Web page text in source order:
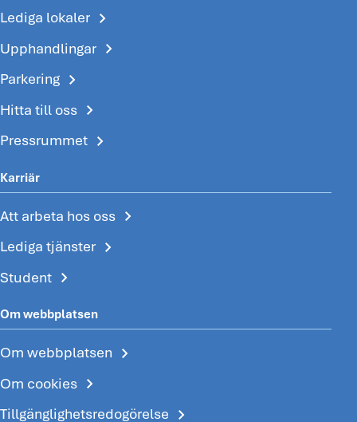
Lediga lokaler chevron_right
Upphandlingar chevron_right
Parkering chevron_right
Hitta till oss chevron_right
Pressrummet chevron_right
Karriär
Att arbeta hos oss chevron_right
Lediga tjänster chevron_right
Student chevron_right
Om webbplatsen
Om webbplatsen chevron_right
Om cookies chevron_right
Tillgänglighetsredogörelse chevron_right